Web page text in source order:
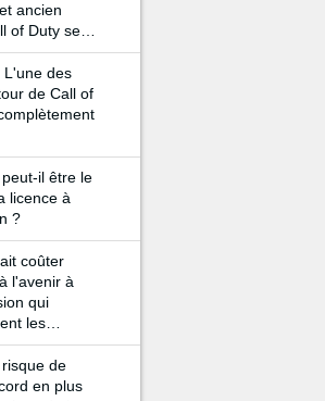
ancien
of Duty se
gaming
L'une des
de Call of
il être le
licence à
?
coûter
l'avenir à
qui
les
de
en plus